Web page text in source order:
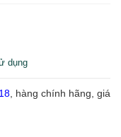
dụng
, hàng chính hãng, giá